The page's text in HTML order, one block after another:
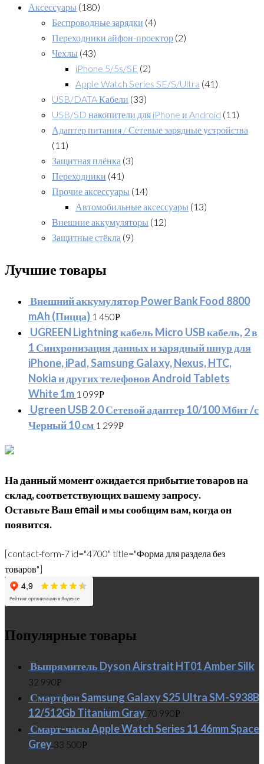
Аксессуары (180)
Беспроводные зарядки (4)
Переходники айфон-проектор (2)
Чехлы (43)
iPhone 5/5s/SE (2)
Apple Watch Series SE/S/Ultra (41)
USB/DATA Кабели (33)
USB/SD накопители для iPhone и Android (11)
Адаптер питания / Сетевые зарядные устройства
(11)
Защитная плёнка (3)
Переходники (41)
Прочие аксессуары (14)
Автомобильные аксессуары (13)
Внешние аккумуляторы (12)
Защитные стёкла (9)
Лучшие товары
Внешний аккумулятор Power Bank Food 8800
mAh (Пицца) 1 450Р
UGREEN Lightning кабель Micro USB кабель, 2 в
1 Синхронизация данных и зарядный шнур для
iPhone, iPad, Samsung Galaxy, Nexus, HTC,
Nokia и других телефонов Android Tablets
White 1m 1 099Р
Ugreen USB 2.0 Сетевой адаптер 10/100 Мбит /с
Черный 10 см 1 299Р
На данный момент ожидается прибытие товаров на
склад, соответствующих вашему запросу.
Оставьте Ваш email и мы сообщим вам, когда он
появится.
[contact-form-7 id="4700" title="Форма для раздела без
товаров"]
Популярные товары
Выпрямитель Dyson Airstrait HT01 Amber Silk
32 990Р
Смартфон Samsung Galaxy S25 Ultra SM-S938B
12/512Gb Titanium Gray 70 990Р
Смарт-часы Apple Watch Series 11 46mm Space
Grey 33 500Р